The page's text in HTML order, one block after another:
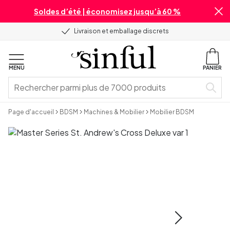
Soldes d’été | économisez jusqu’à 60 %
Livraison et emballage discrets
MENU PANIER
Page d'accueil BDSM Machines & Mobilier Mobilier BDSM